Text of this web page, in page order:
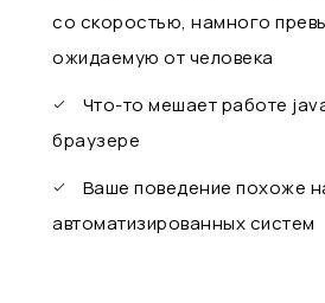
со скоростью, намного
ожидаемую от человека
Что-то мешает работе
браузере
Ваше поведение похоже
автоматизированных систем